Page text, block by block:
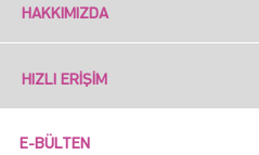
HAKKIMIZDA
HIZLI ERIŞIM
E-BÜLTEN